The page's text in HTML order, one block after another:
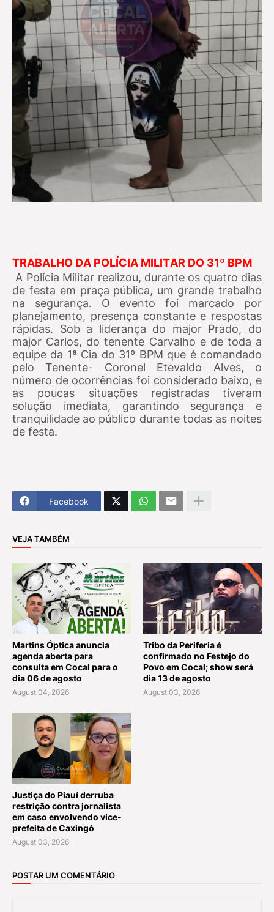
TRABALHO DA POLÍCIA MILITAR DO 31º BPM
A Polícia Militar realizou, durante os quatro dias
de festa em praça pública, um grande trabalho
na segurança. O evento foi marcado por
planejamento, presença constante e respostas
rápidas. Sob a liderança do major Prado, do
major Carlos, do tenente Carvalho e de toda a
equipe da 1ª Cia do 31º BPM que é comandado
pelo Tenente- Coronel Etevaldo Alves, o
número de ocorrências foi considerado baixo, e
as poucas situações registradas tiveram
solução imediata, garantindo segurança e
tranquilidade ao público durante todas as noites
de festa.
Facebook
VEJA TAMBÉM
Martins Óptica anuncia
agenda aberta para
consulta em Cocal para o
dia 06 de agosto
August 04, 2026
Tribo da Periferia é
confirmado no Festejo do
Povo em Cocal; show será
dia 13 de agosto
August 03, 2026
Justiça do Piauí derruba
restrição contra jornalista
em caso envolvendo vice-
prefeita de Caxingó
August 03, 2026
POSTAR UM COMENTÁRIO